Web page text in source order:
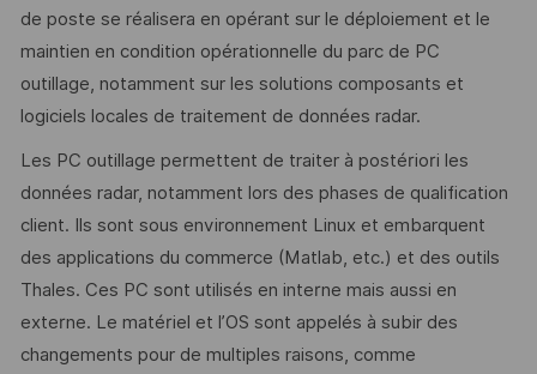
de poste se réalisera en opérant sur le déploiement et le
maintien en condition opérationnelle du parc de PC
outillage, notamment sur les solutions composants et
logiciels locales de traitement de données radar.
Les PC outillage permettent de traiter à postériori les
données radar, notamment lors des phases de qualification
client. Ils sont sous environnement Linux et embarquent
des applications du commerce (Matlab, etc.) et des outils
Thales. Ces PC sont utilisés en interne mais aussi en
externe. Le matériel et l’OS sont appelés à subir des
changements pour de multiples raisons, comme